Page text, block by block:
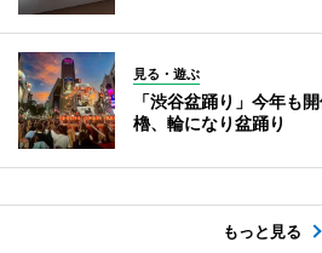
見る・遊ぶ
「渋谷盆踊り」今年も
櫓、輪になり盆踊り
もっと見る